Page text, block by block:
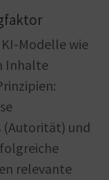
Modelle wie
Inhalte
(Autorität) und
relevante